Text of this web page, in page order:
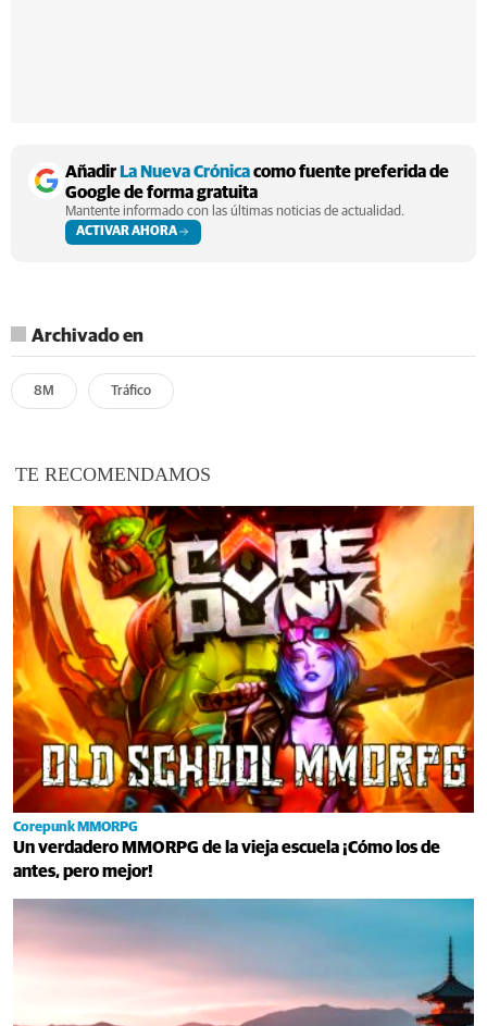
AñadirLa Nueva Crónicacomo fuente preferida de
Google de forma gratuita
Mantente informado con las últimas noticias de actualidad.
ACTIVAR AHORA
Archivado en
8M Tráfico
TE RECOMENDAMOS
Corepunk MMORPG
Un verdadero MMORPG de la vieja escuela ¡Cómo los de
antes, pero mejor!